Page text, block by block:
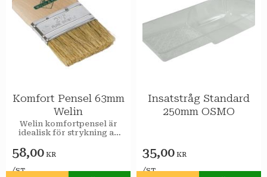
Komfort Pensel 63mm
Welin
Welin komfortpensel är
idealisk för strykning av
58,00 KR
/ST
Insatstråg Standard
250mm OSMO
35,00 KR
/ST